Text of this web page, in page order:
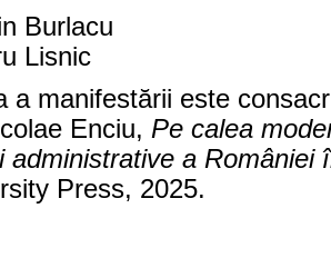
Burlacu
Lisnic
a manifestării este
Enciu, Pe calea
administrative a României
Press, 2025.